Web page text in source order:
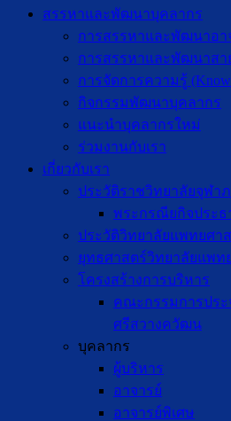
สรรหาและพัฒนาบุคลากร
การสรรหาและพัฒนาอา
การสรรหาและพัฒนาส
การจัดการความรู้
กิจกรรมพัฒนาบุคลากร
แนะนำบุคลากรใหม่
ร่วมงานกับเรา
เกี่ยวกับเรา
ประวัติราชวิทยาลัยจุฬา
พระกรณียกิจประ
ประวัติวิทยาลัยแพทยศา
ยุทธศาสตร์วิทยาลัยแพ
โครงสร้างการบริหาร
คณะกรรมการปร
ศรีสวางควัฒน
บุคลากร
ผู้บริหาร
อาจารย์
อาจารย์พิเศษ